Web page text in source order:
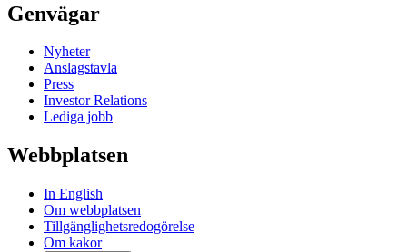
Genvägar
Nyheter
Anslagstavla
Press
Investor Relations
Lediga jobb
Webbplatsen
In English
Om webbplatsen
Tillgänglighetsredogörelse
Om kakor